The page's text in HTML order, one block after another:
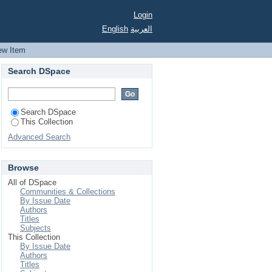
Login
English العربية
Item
Search DSpace
Search DSpace
This Collection
Advanced Search
Browse
All of DSpace
Communities & Collections
By Issue Date
Authors
Titles
Subjects
This Collection
By Issue Date
Authors
Titles